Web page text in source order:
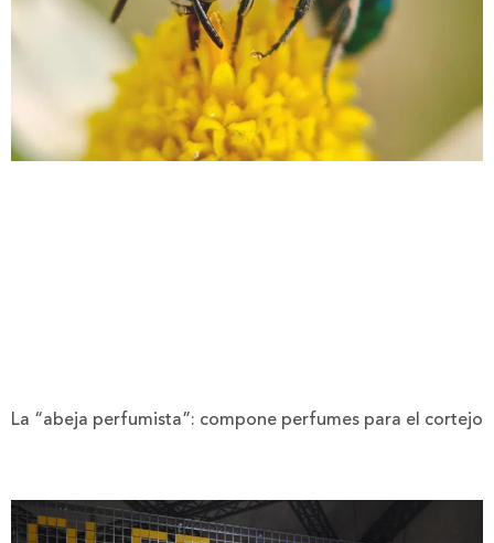
La “abeja perfumista”: compone perfumes para el cortejo